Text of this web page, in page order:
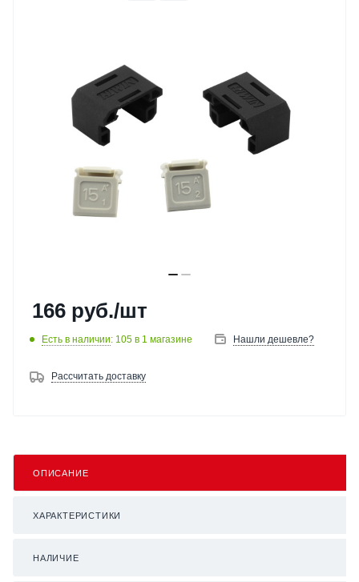
166 руб./шт
Есть в наличии: 105 в 1 магазине Нашли дешевле?
Рассчитать доставку
ОПИСАНИЕ
ХАРАКТЕРИСТИКИ
НАЛИЧИЕ